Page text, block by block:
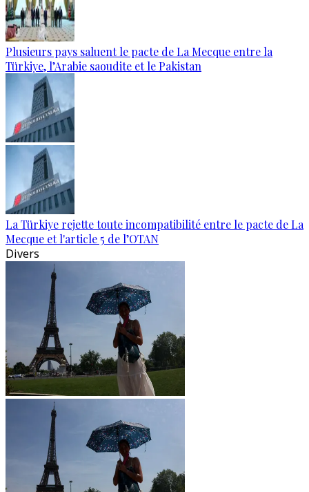
Plusieurs pays saluent le pacte de La Mecque entre la
Türkiye, l’Arabie saoudite et le Pakistan
La Türkiye rejette toute incompatibilité entre le pacte de La
Mecque et l'article 5 de l’OTAN
Divers